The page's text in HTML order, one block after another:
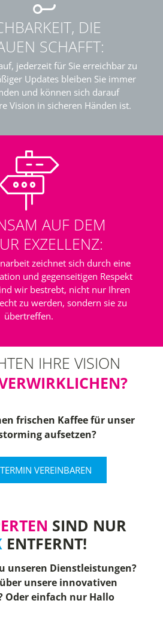
DIE
SCHAFFT:
jederzeit für Sie erreichbar zu
Updates bleiben Sie immer
und können sich darauf
Vision in sicheren Händen ist.
AUF DEM
EXZELLENZ:
zeichnet sich durch eine
und gegenseitigen Respekt
wir bestrebt, nicht nur Ihren
zu werden, sondern sie zu
übertreffen.
IHRE VISION
frischen Kaffee für unser
aufsetzen?
VEREINBAREN
SIND NUR
ENTFERNT!
unseren Dienstleistungen?
unsere innovativen
Oder einfach nur Hallo